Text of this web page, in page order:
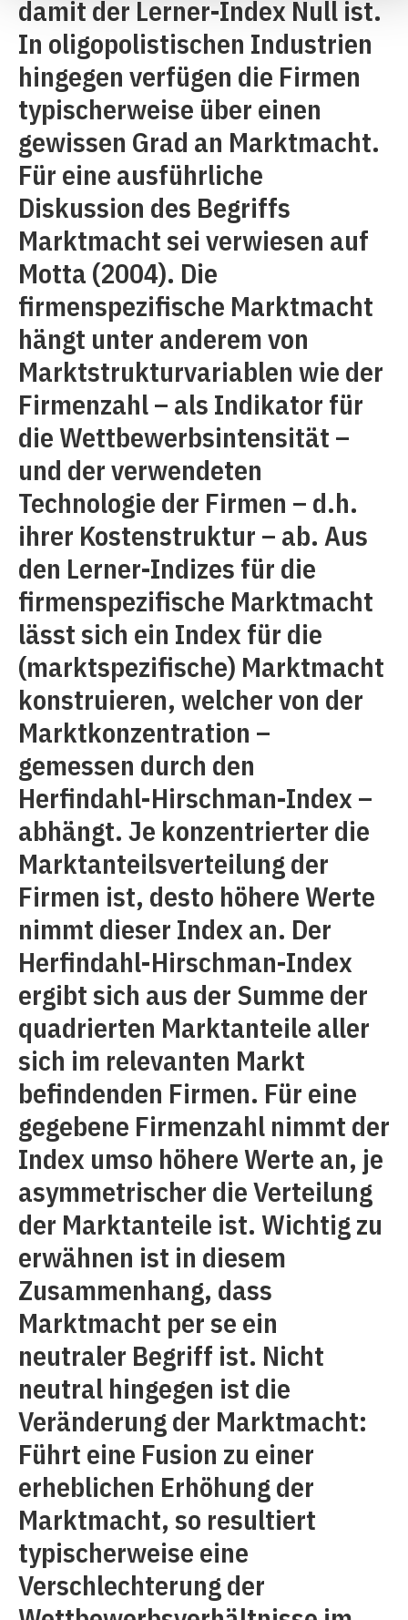
damit der Lerner-Index Null ist.
In oligopolistischen Industrien
hingegen verfügen die Firmen
typischerweise über einen
gewissen Grad an Marktmacht.
Für eine ausführliche
Diskussion des Begriffs
Marktmacht sei verwiesen auf
Motta (2004). Die
firmenspezifische Marktmacht
hängt unter anderem von
Marktstrukturvariablen wie der
Firmenzahl – als Indikator für
die Wettbewerbsintensität –
und der verwendeten
Technologie der Firmen – d.h.
ihrer Kostenstruktur – ab. Aus
den Lerner-Indizes für die
firmenspezifische Marktmacht
lässt sich ein Index für die
(marktspezifische) Marktmacht
konstruieren, welcher von der
Marktkonzentration –
gemessen durch den
Herfindahl-Hirschman-Index –
abhängt. Je konzentrierter die
Marktanteilsverteilung der
Firmen ist, desto höhere Werte
nimmt dieser Index an. Der
Herfindahl-Hirschman-Index
ergibt sich aus der Summe der
quadrierten Marktanteile aller
sich im relevanten Markt
befindenden Firmen. Für eine
gegebene Firmenzahl nimmt der
Index umso höhere Werte an, je
asymmetrischer die Verteilung
der Marktanteile ist. Wichtig zu
erwähnen ist in diesem
Zusammenhang, dass
Marktmacht per se ein
neutraler Begriff ist. Nicht
neutral hingegen ist die
Veränderung der Marktmacht:
Führt eine Fusion zu einer
erheblichen Erhöhung der
Marktmacht, so resultiert
typischerweise eine
Verschlechterung der